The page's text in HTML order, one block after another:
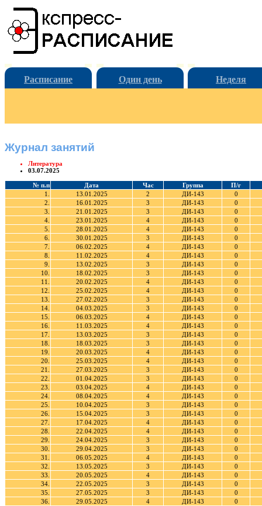
Расписание Один день Неделя
Журнал занятий
Литература
03.07.2025
№ п.п Дата Час Группа
П/г
1.
13.01.2025 2 ДИ-143
0
2.
16.01.2025 3 ДИ-143
0
3.
21.01.2025 3 ДИ-143
0
4.
23.01.2025 4 ДИ-143
0
5.
28.01.2025 4 ДИ-143
0
6.
30.01.2025 3 ДИ-143
0
7.
06.02.2025 4 ДИ-143
0
8.
11.02.2025 4 ДИ-143
0
9.
13.02.2025 3 ДИ-143
0
10.
18.02.2025 3 ДИ-143
0
11.
20.02.2025 4 ДИ-143
0
12.
25.02.2025 4 ДИ-143
0
13.
27.02.2025 3 ДИ-143
0
14.
04.03.2025 3 ДИ-143
0
15.
06.03.2025 4 ДИ-143
0
16.
11.03.2025 4 ДИ-143
0
17.
13.03.2025 3 ДИ-143
0
18.
18.03.2025 3 ДИ-143
0
19.
20.03.2025 4 ДИ-143
0
20.
25.03.2025 4 ДИ-143
0
21.
27.03.2025 3 ДИ-143
0
22.
01.04.2025 3 ДИ-143
0
23.
03.04.2025 4 ДИ-143
0
24.
08.04.2025 4 ДИ-143
0
25.
10.04.2025 3 ДИ-143
0
26.
15.04.2025 3 ДИ-143
0
27.
17.04.2025 4 ДИ-143
0
28.
22.04.2025 4 ДИ-143
0
29.
24.04.2025 3 ДИ-143
0
30.
29.04.2025 3 ДИ-143
0
31.
06.05.2025 4 ДИ-143
0
32.
13.05.2025 3 ДИ-143
0
33.
20.05.2025 4 ДИ-143
0
34.
22.05.2025 3 ДИ-143
0
35.
27.05.2025 3 ДИ-143
0
36.
29.05.2025 4 ДИ-143
0